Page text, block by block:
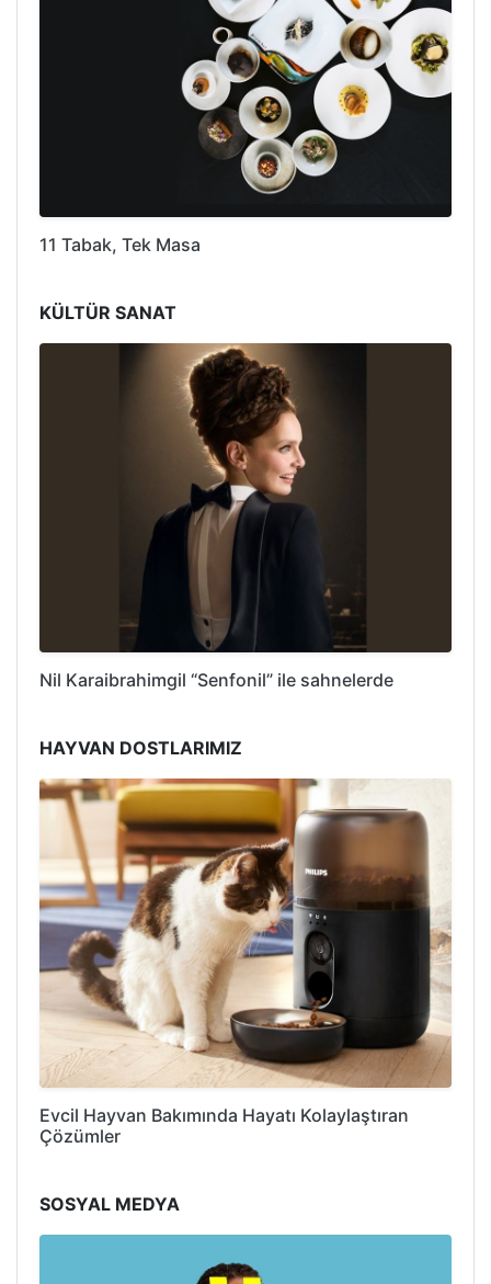
11 Tabak, Tek Masa
KÜLTÜR SANAT
Nil Karaibrahimgil “Senfonil” ile sahnelerde
HAYVAN DOSTLARIMIZ
Evcil Hayvan Bakımında Hayatı Kolaylaştıran
Çözümler
SOSYAL MEDYA